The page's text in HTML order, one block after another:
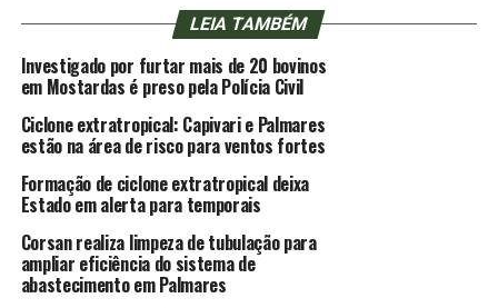
LEIA TAMBÉM
Investigado por furtar mais de 20 bovinos
em Mostardas é preso pela Polícia Civil
Ciclone extratropical: Capivari e Palmares
estão na área de risco para ventos fortes
Formação de ciclone extratropical deixa
Estado em alerta para temporais
Corsan realiza limpeza de tubulação para
ampliar eficiência do sistema de
abastecimento em Palmares